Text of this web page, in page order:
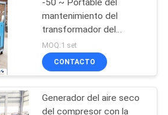
de
-50 ~ Portable del
mantenimiento del
transformador del
generador del aire seco
del punto de
condensación -70 con
MOQ:1 set
CONTACTO
Generador del aire seco
del compresor con la